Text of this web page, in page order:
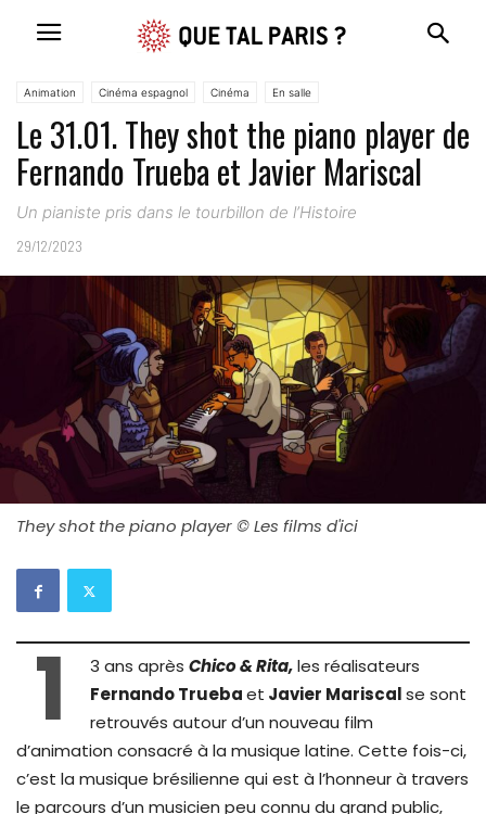
Animation Cinéma espagnol Cinéma En salle
Le 31.01. They shot the piano player de
Fernando Trueba et Javier Mariscal
Un pianiste pris dans le tourbillon de l’Histoire
29/12/2023
They shot the piano player © Les films d'ici
1 3 ans après Chico & Rita,les réalisateurs
Fernando Truebaet Javier Mariscalse sont
retrouvés autour d’un nouveau film
d’animation consacré à la musique latine. Cette fois-ci,
c’est la musique brésilienne qui est à l’honneur à travers
le parcours d’un musicien peu connu du grand public,